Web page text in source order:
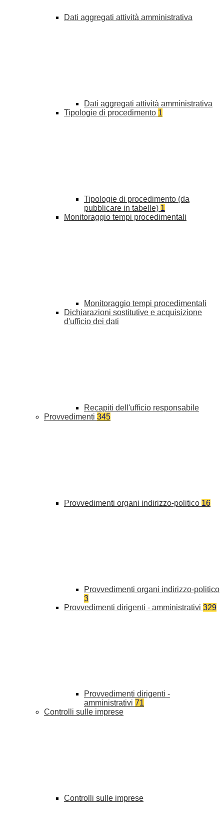
Dati aggregati attività amministrativa
Dati aggregati attività amministrativa
Tipologie di procedimento 1
Tipologie di procedimento (da
pubblicare in tabelle) 1
Monitoraggio tempi procedimentali
Monitoraggio tempi procedimentali
Dichiarazioni sostitutive e acquisizione
d'ufficio dei dati
Recapiti dell'ufficio responsabile
Provvedimenti 345
Provvedimenti organi indirizzo-politico 16
Provvedimenti organi indirizzo-politico
3
Provvedimenti dirigenti - amministrativi 329
Provvedimenti dirigenti -
amministrativi 71
Controlli sulle imprese
Controlli sulle imprese